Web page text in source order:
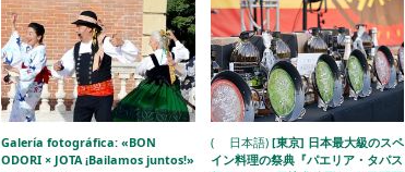
Galería fotográfica: «BON
ODORI × JOTA ¡Bailamos juntos!»
( 日本語) [東京] 日本最大級のスペ
イン料理の祭典『パエリア・タパス